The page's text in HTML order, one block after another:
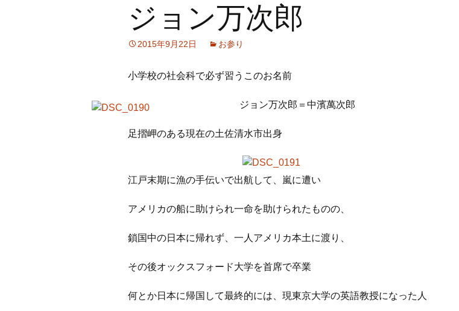
ジョン万次郎
2015年9月22日 お参り
小学校の社会科で必ず習うこのお名前
ジョン万次郎＝中濱萬次郎
足摺岬のある現在の土佐清水市出身
江戸末期に漁の手伝いで出航して、嵐に遭い
アメリカの船に助けられ一命を助けられたものの、
鎖国中の日本に帰れず、一人アメリカ本土に渡り、
その後オックスフォード大学を首席で卒業
何とか日本に帰国して最終的には、現東京大学の英語教授になった人